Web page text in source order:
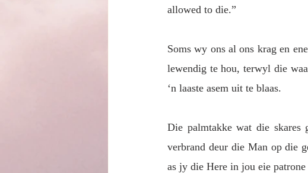
allowed to die.”
Soms wy ons al ons krag en
lewendig te hou, terwyl die
‘n laaste asem uit te blaas.
Die palmtakke wat die skares
verbrand deur die Man op die
as jy die Here in jou eie